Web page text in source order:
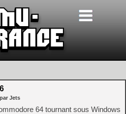
par Jets
64 tournant sous Windows